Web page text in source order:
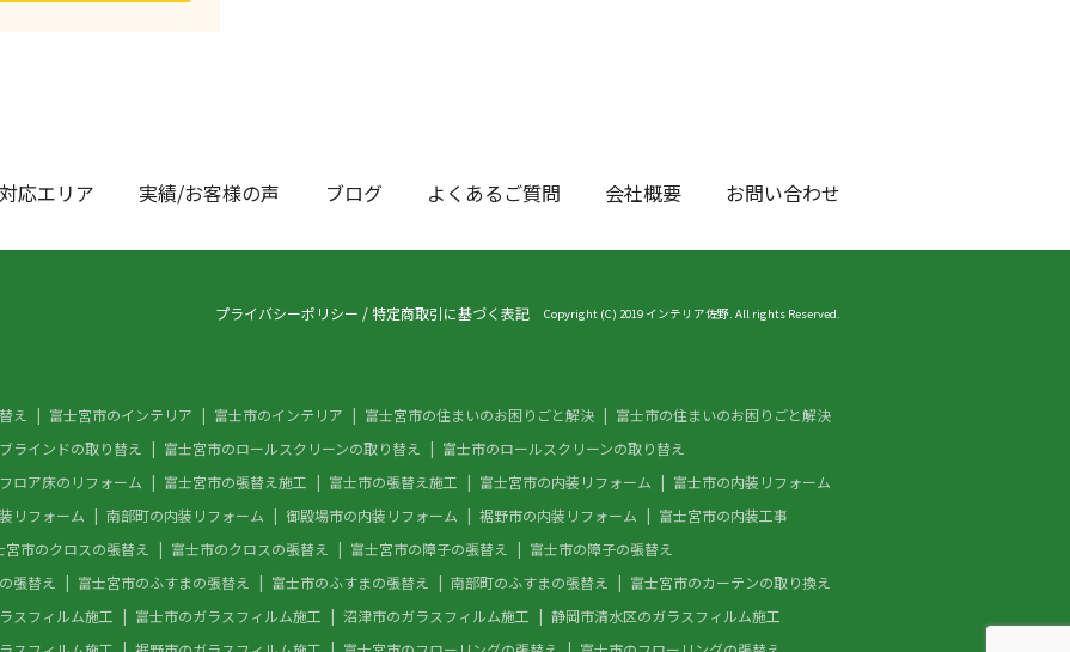
対応エリア 実績/お客様の声 ブログ よくあるご質問 会社概要 お問い合わせ
プライバシーポリシー /特定商取引に基づく表記 Copyright (C) 2019 インテリア佐野. All rights Reserved.
え 富士宮市のインテリア 富士市のインテリア 富士宮市の住まいのお困りごと解決
富士市の住まいのお困りごと解決
ラインドの取り替え 富士宮市のロールスクリーンの取り替え
富士市のロールスクリーンの取り替え
ロア床のリフォーム 富士宮市の張替え施工 富士市の張替え施工 富士宮市の内装リフォーム
富士市の内装リフォーム
リフォーム 南部町の内装リフォーム 御殿場市の内装リフォーム 裾野市の内装リフォーム
富士宮市の内装工事
宮市のクロスの張替え 富士市のクロスの張替え 富士宮市の障子の張替え
富士市の障子の張替え
張替え 富士宮市のふすまの張替え 富士市のふすまの張替え 南部町のふすまの張替え
富士宮市のカーテンの取り換え
スフィルム施工 富士市のガラスフィルム施工 沼津市のガラスフィルム施工
静岡市清水区のガラスフィルム施工